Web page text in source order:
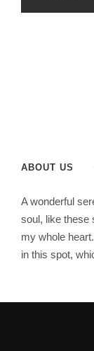
ABOUT US
A wonderful
soul, like these
my whole
in this spot,